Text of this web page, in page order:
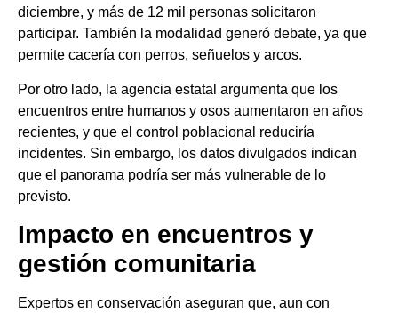
diciembre, y más de 12 mil personas solicitaron
participar. También la modalidad generó debate, ya que
permite cacería con perros, señuelos y arcos.
Por otro lado, la agencia estatal argumenta que los
encuentros entre humanos y osos aumentaron en años
recientes, y que el control poblacional reduciría
incidentes. Sin embargo, los datos divulgados indican
que el panorama podría ser más vulnerable de lo
previsto.
Impacto en encuentros y
gestión comunitaria
Expertos en conservación aseguran que, aun con